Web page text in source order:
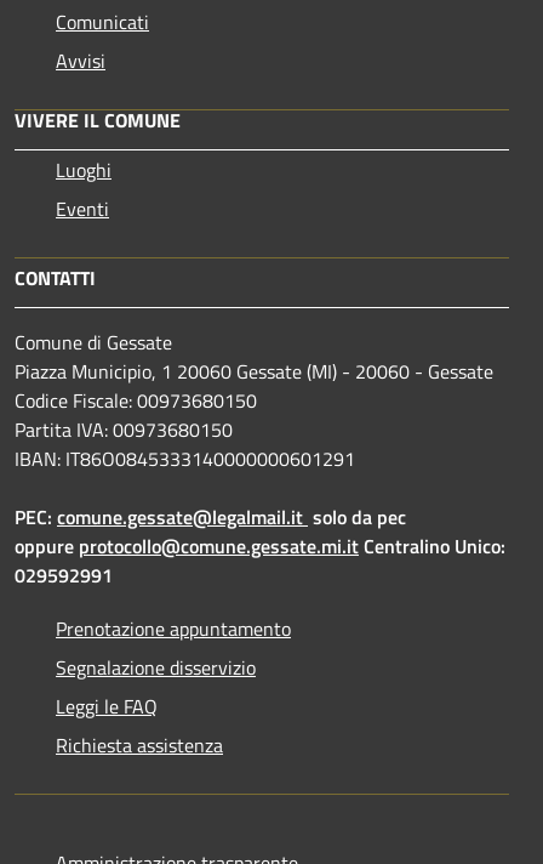
Comunicati
Avvisi
VIVERE IL COMUNE
Luoghi
Eventi
CONTATTI
Comune di Gessate
Piazza Municipio, 1 20060 Gessate (MI) - 20060 - Gessate
Codice Fiscale: 00973680150
Partita IVA: 00973680150
IBAN: IT86O0845333140000000601291
PEC: comune.gessate@legalmail.it solo da pec
oppure protocollo@comune.gessate.mi.itCentralino Unico:
029592991
Prenotazione appuntamento
Segnalazione disservizio
Leggi le FAQ
Richiesta assistenza